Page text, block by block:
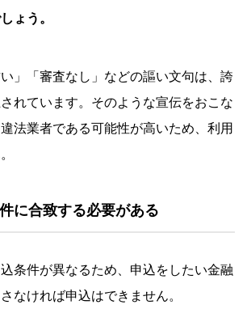
ょう。
」「審査なし」などの謳い文句は、誇
れています。そのような宣伝をおこな
法業者である可能性が高いため、利用
に合致する必要がある
条件が異なるため、申込をしたい金融
なければ申込はできません。